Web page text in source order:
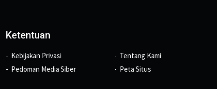
Ketentuan
Kebijakan Privasi
Pedoman Media Siber
Tentang Kami
Peta Situs